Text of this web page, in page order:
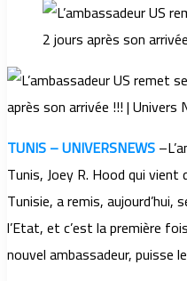
TUNIS – UNIVERSNEWS
Tunis, Joey R. Hood qui vient
Tunisie, a remis,
l’Etat, et c’est la première
nouvel ambassadeur, puisse